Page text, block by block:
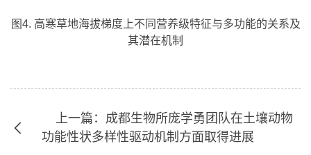
图4. 高寒草地海拔梯度上不同营养级特征与多功能的关系及
其潜在机制
上一篇：成都生物所庞学勇团队在土壤动物
功能性状多样性驱动机制方面取得进展